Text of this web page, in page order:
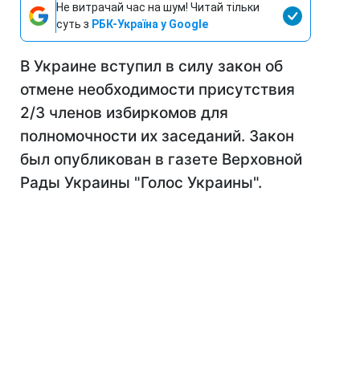
Не витрачай час на шум! Читай тільки
суть з РБК-Україна у Google
В Украине вступил в силу закон об
отмене необходимости присутствия
2/3 членов избиркомов для
полномочности их заседаний. Закон
был опубликован в газете Верховной
Рады Украины "Голос Украины".